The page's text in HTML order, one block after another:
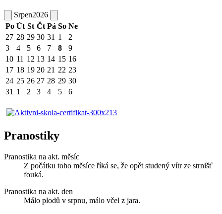
Srpen2026
Po Út St Čt Pá So Ne
27 28 29 30 31 1
2
3
4 5 6 7 8
9
10 11 12 13 14 15 16
17 18 19 20 21 22 23
24 25 26 27 28 29 30
31 1 2 3 4 5 6
Pranostiky
Pranostika na akt. měsíc
Z počátku toho měsíce říká se, že opět studený vítr ze strnišť
fouká.
Pranostika na akt. den
Málo plodů v srpnu, málo včel z jara.